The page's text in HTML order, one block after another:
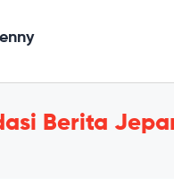
Berita